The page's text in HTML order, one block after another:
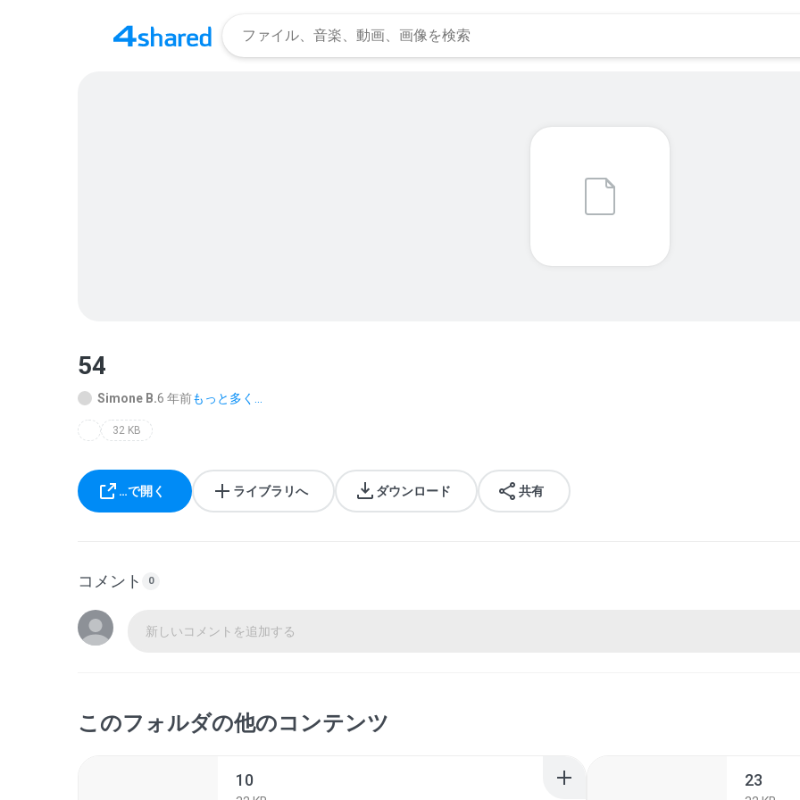
54
Simone B.6 年前もっと多く...
32 KB
…で開く ライブラリへ ダウンロード 共有
コメント 0
新しいコメントを追加する
このフォルダの他のコンテンツ
10 23